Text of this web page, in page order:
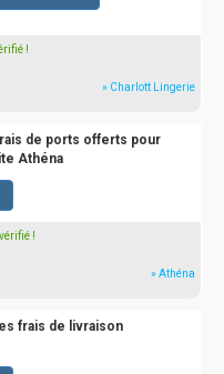
!
» Charlott Lingerie
de ports offerts pour
Athéna
!
» Athéna
frais de livraison